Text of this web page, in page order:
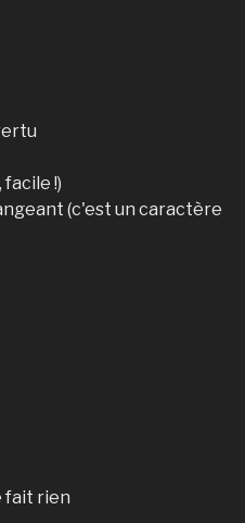
!)
(c'est un caractère
fait rien